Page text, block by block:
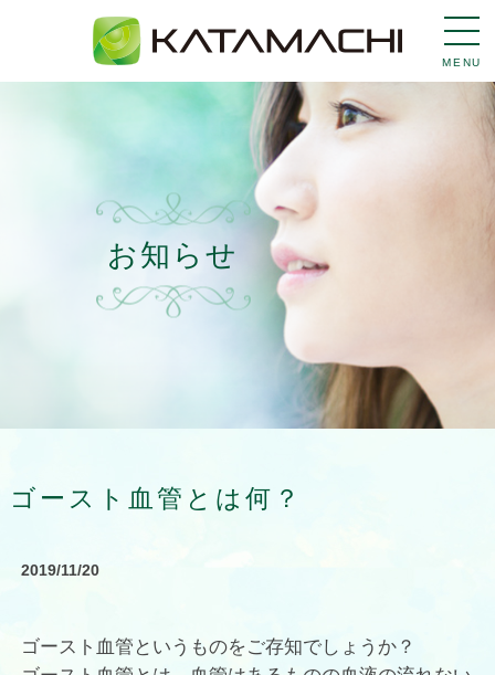
MENU
お知らせ
ゴースト血管とは何？
2019/11/20
ゴースト血管というものをご存知でしょうか？